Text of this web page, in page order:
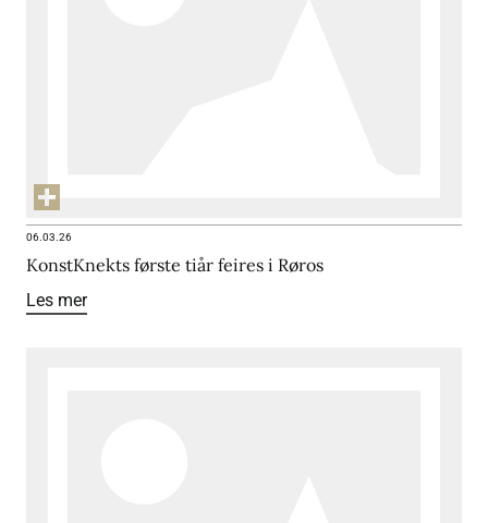
06.03.26
KonstKnekts første tiår feires i Røros
Les mer